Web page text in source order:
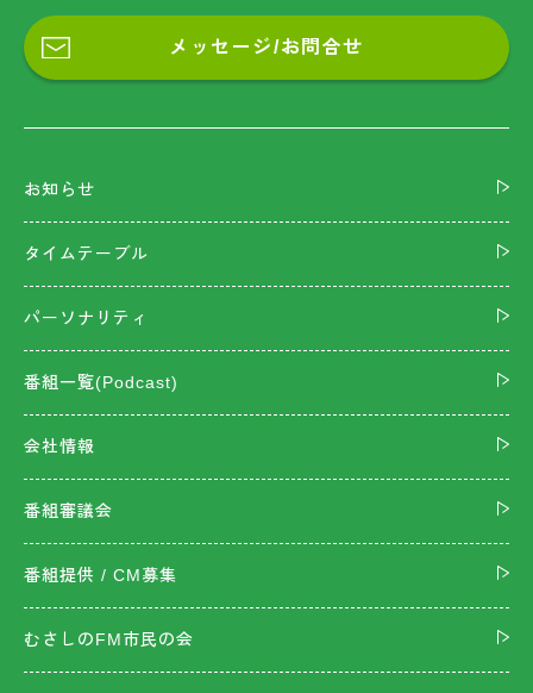
メッセージ/お問合せ
お知らせ
タイムテーブル
パーソナリティ
番組一覧(Podcast)
会社情報
番組審議会
番組提供 / CM募集
むさしのFM市民の会